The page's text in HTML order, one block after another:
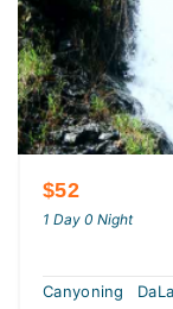
$52
1 Day 0 Night
Canyoning